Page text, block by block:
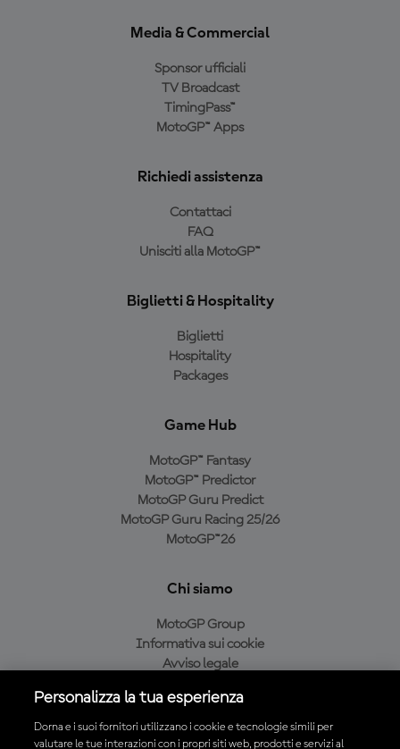
Media & Commercial
Sponsor ufficiali
TV Broadcast
TimingPass™
MotoGP™ Apps
Richiedi assistenza
Contattaci
FAQ
Unisciti alla MotoGP™
Biglietti & Hospitality
Biglietti
Hospitality
Packages
Game Hub
MotoGP™ Fantasy
MotoGP™ Predictor
MotoGP Guru Predict
MotoGP Guru Racing 25/26
MotoGP™26
Chi siamo
MotoGP Group
Informativa sui cookie
Avviso legale
Condizioni di acquisto
Personalizza la tua esperienza
Dorna e i suoi fornitori utilizzano i cookie e tecnologie simili per
valutare le tue interazioni con i propri siti web, prodotti e servizi al